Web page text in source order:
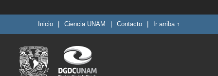
Inicio Ciencia UNAM Contacto Ir arriba ↑